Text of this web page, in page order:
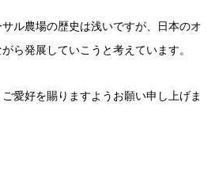
ル農場の歴史は浅いですが、日本のオ
ら発展していこうと考えています。
愛好を賜りますようお願い申し上げま